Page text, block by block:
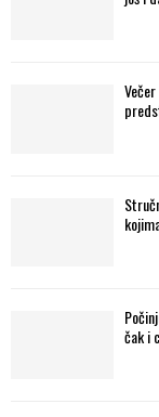
čak i